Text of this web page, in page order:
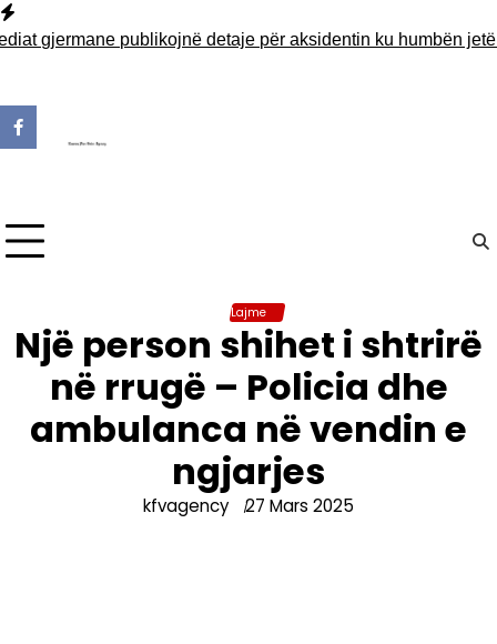
Skip
togjermane publikojnë detaje për aksidentin ku humbën jetën
Lajme
Një person shihet i shtrirë
në rrugë – Policia dhe
ambulanca në vendin e
ngjarjes
kfvagency 27 Mars 2025